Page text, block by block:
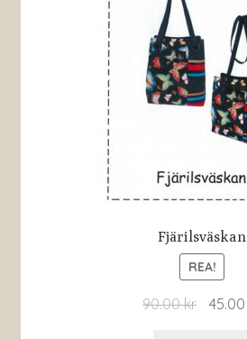
Fjärilsväskan
REA!
90.00kr 45.00